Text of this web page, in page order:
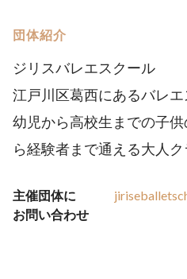
団体紹介
ジリスバレエスクール
江戸川区葛西にあるバレ
幼児から高校生までの子
ら経験者まで通える大人
主催団体に
お問い合わせ